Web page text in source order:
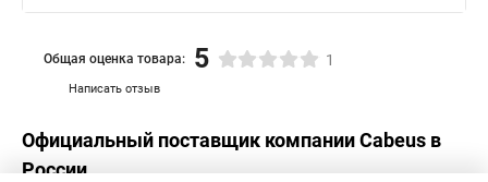
Написать отзыв
Общая оценка товара: 5 1
Официальный поставщик компанииCabeus в
России